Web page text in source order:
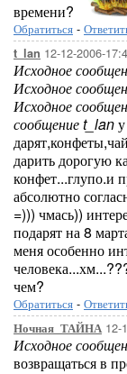
времени?
Обратиться -
t_lan 12-12-2006-
Исходное
Исходное
Исходное
сообщение t_lan
дарить дорогую
конфет...глупо.и
абсолютно
=))) чмась))
подарят на 8
меня особенно
чем?
Обратиться -
Ночная_ТАЙНА 12-
Исходное
возвращаться в